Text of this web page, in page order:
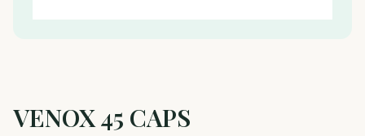
VENOX 45 CAPS